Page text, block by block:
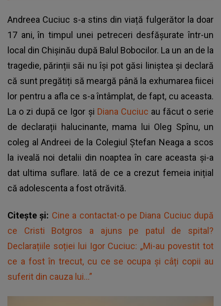
Andreea Cuciuc s-a stins din viață fulgerător la doar
17 ani, în timpul unei petreceri desfășurate într-un
local din Chișinău după Balul Bobocilor. La un an de la
tragedie, părinții săi nu își pot găsi liniștea și declară
că sunt pregătiți să meargă până la exhumarea fiicei
lor pentru a afla ce s-a întâmplat, de fapt, cu aceasta.
La o zi după ce Igor și Diana Cuciuc au făcut o serie
de declarații halucinante, mama lui Oleg Spînu, un
coleg al Andreei de la Colegiul Ștefan Neaga a scos
la iveală noi detalii din noaptea în care aceasta și-a
dat ultima suflare. Iată de ce a crezut femeia inițial
că adolescenta a fost otrăvită.
Citește și: Cine a contactat-o pe Diana Cuciuc după
ce Cristi Botgros a ajuns pe patul de spital?
Declarațiile soției lui Igor Cuciuc: „Mi-au povestit tot
ce a fost în trecut, cu ce se ocupa și câți copii au
suferit din cauza lui...”